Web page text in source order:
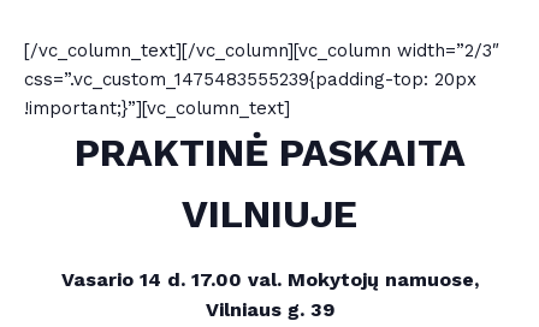
[/vc_column_text][/vc_column][vc_column width=”2/3″
css=”.vc_custom_1475483555239{padding-top: 20px
!important;}”][vc_column_text]
PRAKTINĖ PASKAITA
VILNIUJE
Vasario 14 d. 17.00 val. Mokytojų namuose,
Vilniaus g. 39